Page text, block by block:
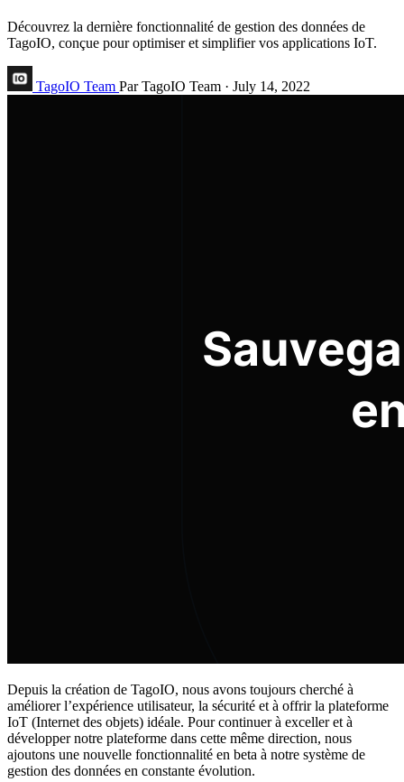
Découvrez la dernière fonctionnalité de gestion des données de
TagoIO, conçue pour optimiser et simplifier vos applications IoT.
TagoIO Team Par TagoIO Team · July 14, 2022
Depuis la création de TagoIO, nous avons toujours cherché à
améliorer l’expérience utilisateur, la sécurité et à offrir la plateforme
IoT (Internet des objets) idéale. Pour continuer à exceller et à
développer notre plateforme dans cette même direction, nous
ajoutons une nouvelle fonctionnalité en beta à notre système de
gestion des données en constante évolution.